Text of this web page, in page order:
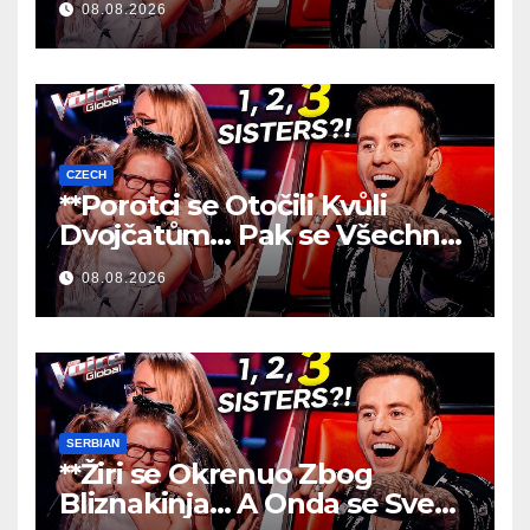
08.08.2026
CZECH
**Porotci se Otočili Kvůli
Dvojčatům… Pak se Všechno
Změnilo!
**
08.08.2026
SERBIAN
**Žiri se Okrenuo Zbog
Bliznakinja… A Onda se Sve